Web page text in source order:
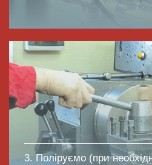
3. Поліруємо (при